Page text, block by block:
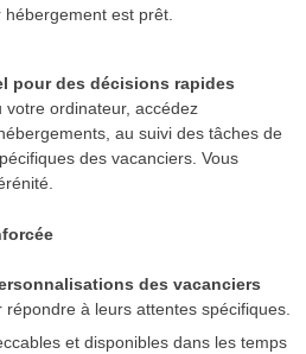
est prêt.
pour des décisions rapides
ordinateur, accédez
au suivi des tâches de
des vacanciers. Vous
des vacanciers
à leurs attentes spécifiques.
et disponibles dans les temps